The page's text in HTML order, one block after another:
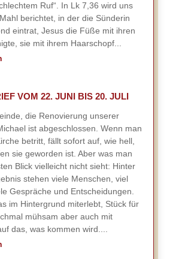
Ruf“. In Lk 7,36 wird uns
berichtet, in der die Sünderin
eintrat, Jesus die Füße mit ihren
sie mit ihrem Haarschopf...
VOM 22. JUNI BIS 20. JULI
die Renovierung unserer
ist abgeschlossen. Wenn man
betritt, fällt sofort auf, wie hell,
sie geworden ist. Aber was man
Blick vielleicht nicht sieht: Hinter
stehen viele Menschen, viel
Gespräche und Entscheidungen.
im Hintergrund miterlebt, Stück für
mühsam aber auch mit
das, was kommen wird....